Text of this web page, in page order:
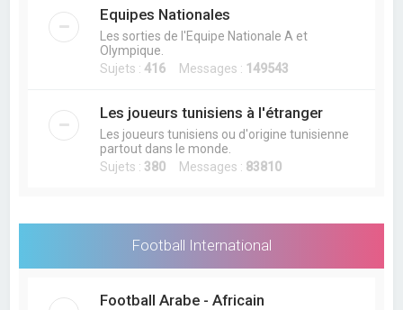
Equipes Nationales
Les sorties de l'Equipe Nationale A et
Olympique.
Sujets :416 Messages : 149543
Les joueurs tunisiens à l'étranger
Les joueurs tunisiens ou d'origine tunisienne
partout dans le monde.
Sujets : 380 Messages : 83810
Football International
Football Arabe - Africain